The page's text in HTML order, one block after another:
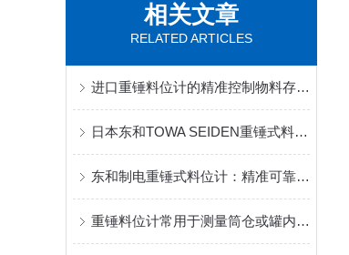
相关文章
RELATED ARTICLES
进口重锤料位计的精准控制物料存储与输送
日本东和TOWA SEIDEN重锤式料位计在水泥仓的深度应用优势
东和制电重锤式料位计：精准可靠，工业料位监测理想选择
重锤料位计常用于测量筒仓或罐内粉粒体料位